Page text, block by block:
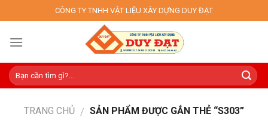
to
content
CÔNG TY TNHH VẬT LIỆU XÂY DỰNG DUY ĐẠT
TRANG CHỦ / SẢN PHẨM ĐƯỢC GẮN THẺ “S303”